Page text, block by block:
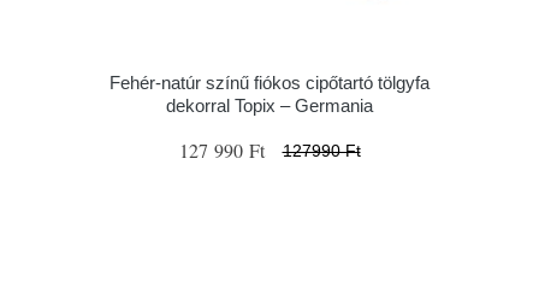
Fehér-natúr színű fiókos cipőtartó tölgyfa
dekorral Topix – Germania
127 990 Ft 127990 Ft